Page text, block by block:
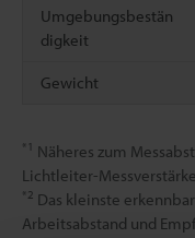
Umgebungsbestän
digkeit
Gewicht
*1 Näheres zum
Lichtleiter-
*2 Das kleinste
Arbeitsabstand und